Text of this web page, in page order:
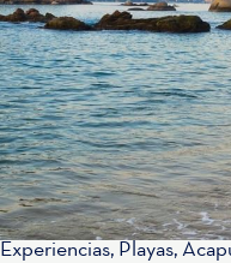
Experiencias, Playas,